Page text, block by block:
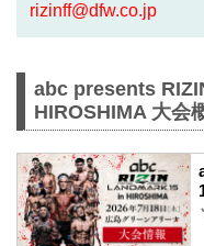
rizinff@dfw.co.jp
abc presents
HIROSHIMA 大会